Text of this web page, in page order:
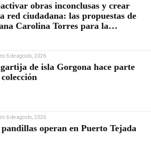
obras inconclusas y crear
red ciudadana: las propuestas de
Carolina Torres para la
6 de agosto, 2026
de isla Gorgona hace parte
6 de agosto, 2026
pandillas operan en Puerto Tejada